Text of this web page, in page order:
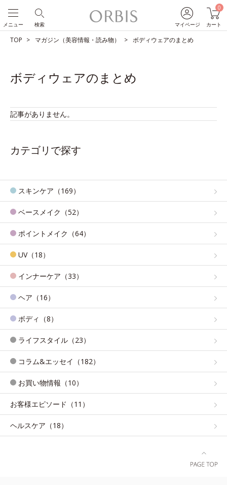
マイページ
0
カート
検索
メニュー
TOP マガジン（美容情報・読み物） ボディウェアのまとめ
ボディウェアのまとめ
記事がありません。
カテゴリで探す
スキンケア（169）
ベースメイク（52）
ポイントメイク（64）
UV（18）
インナーケア（33）
ヘア（16）
ボディ（8）
ライフスタイル（23）
コラム&エッセイ（182）
お買い物情報（10）
お客様エピソード（11）
ヘルスケア（18）